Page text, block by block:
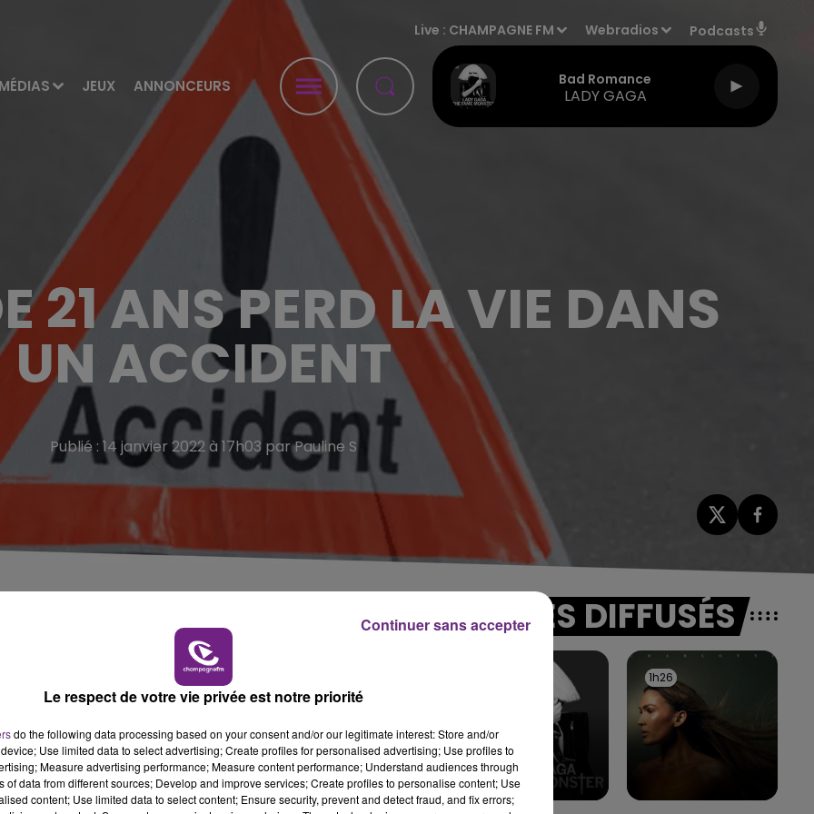
MÉDIAS JEUX ANNONCEURS
Live : CHAMPAGNE FM Webradios Podcasts
Bad Romance
LADY GAGA
21 ANS PERD LA VIE DANS
UN ACCIDENT
Publié : 14 janvier 2022 à 17h03 par Pauline S
de l'accident.
l'Aisne.
14 janvier à hauteur de Villers-devant-le-Thour.
du carrefour de la RD966 et de la RD18.
a été projeté dans un champ. La victime est décédée sur
TITRES DIFFUSÉS
1h26
1h26
Le respect de votre vie privée est notre priorité
do the following data processing based on your consent and/or our legitimate interest: Store and/or
Use limited data to select advertising; Create profiles for personalised advertising; Use profiles to
Measure advertising performance; Measure content performance; Understand audiences through
of data from different sources; Develop and improve services; Create profiles to personalise content; Use
content; Use limited data to select content; Ensure security, prevent and detect fraud, and fix errors;
Continuer sans accepter